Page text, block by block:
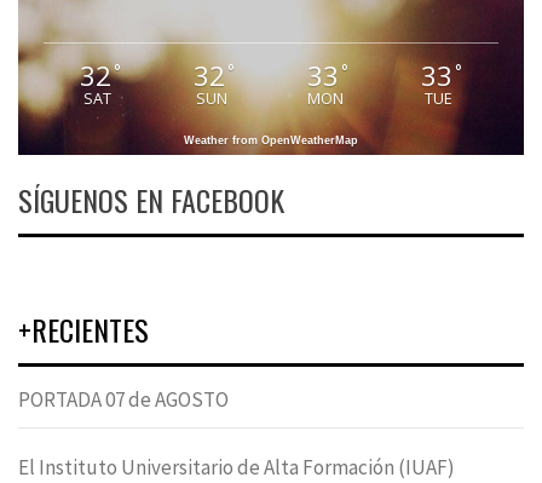
32°
SAT
32°
SUN
33 °
MON
33°
TUE
Weather from OpenWeatherMap
SÍGUENOS EN FACEBOOK
+RECIENTES
PORTADA 07 de AGOSTO
El Instituto Universitario de Alta Formación (IUAF)